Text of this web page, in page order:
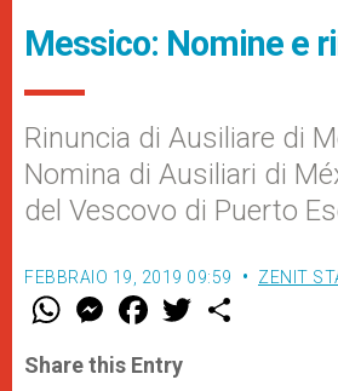
Messico: Nomine e
Rinuncia di Ausiliare di
Nomina di Ausiliari di
del Vescovo di Puerto
FEBBRAIO 19, 2019 09:59 ZENIT
W
t
s
M
e
s
e
F
a
e
b
w
Share this Entry